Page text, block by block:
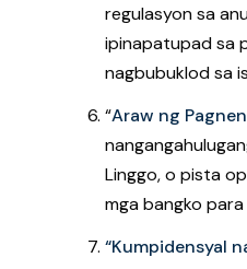
regulasyon sa
ipinapatupad sa
nagbubuklod sa
“Araw ng
Linggo, o pista
mga bangko
“Kumpidensyal